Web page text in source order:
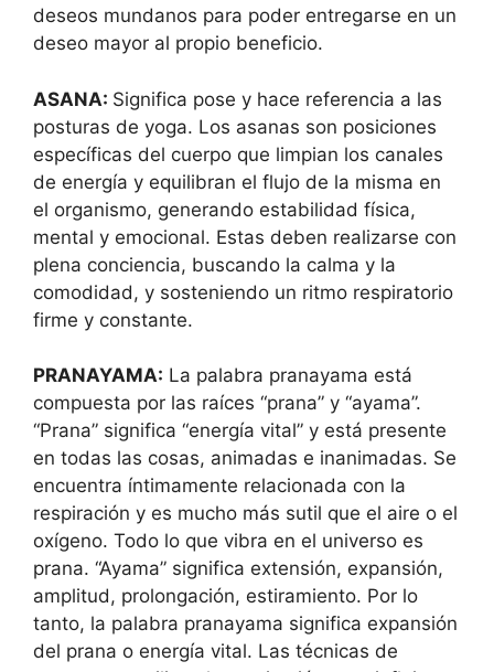
deseos mundanos para poder entregarse en un
deseo mayor al propio beneficio.
ASANA: Significa pose y hace referencia a las
posturas de yoga. Los asanas son posiciones
específicas del cuerpo que limpian los canales
de energía y equilibran el flujo de la misma en
el organismo, generando estabilidad física,
mental y emocional. Estas deben realizarse con
plena conciencia, buscando la calma y la
comodidad, y sosteniendo un ritmo respiratorio
firme y constante.
PRANAYAMA: La palabra pranayama está
compuesta por las raíces “prana” y “ayama”.
“Prana” significa “energía vital” y está presente
en todas las cosas, animadas e inanimadas. Se
encuentra íntimamente relacionada con la
respiración y es mucho más sutil que el aire o el
oxígeno. Todo lo que vibra en el universo es
prana. “Ayama” significa extensión, expansión,
amplitud, prolongación, estiramiento. Por lo
tanto, la palabra pranayama significa expansión
del prana o energía vital. Las técnicas de